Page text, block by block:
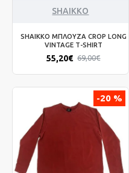
SHAIKKO
SHAIKKO ΜΠΛΟΥΖΑ CROP LONG
VINTAGE T-SHIRT
55,20€ 69,00€
-20 %